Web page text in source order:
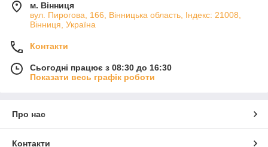
м. Вінниця
вул. Пирогова, 166, Вінницька область, Індекс: 21008,
Вінниця, Україна
Контакти
Сьогодні працює з 08:30 до 16:30
Показати весь графік роботи
Про нас
Контакти